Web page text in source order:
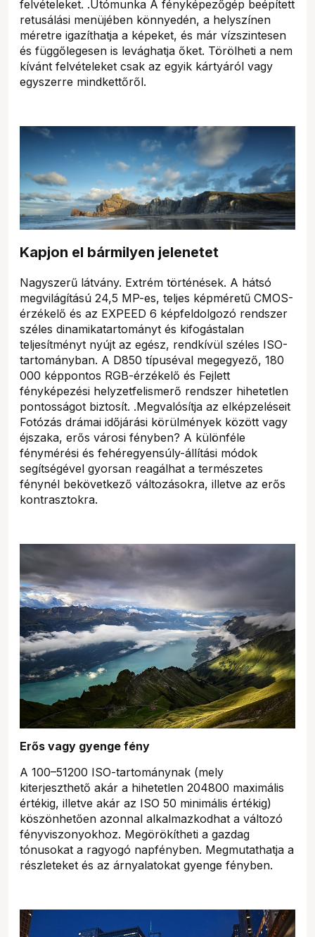
felvételeket. .Utómunka A fényképezőgép beépített
retusálási menüjében könnyedén, a helyszínen
méretre igazíthatja a képeket, és már vízszintesen
és függőlegesen is levághatja őket. Törölheti a nem
kívánt felvételeket csak az egyik kártyáról vagy
egyszerre mindkettőről.
Kapjon el bármilyen jelenetet
Nagyszerű látvány. Extrém történések. A hátsó
megvilágítású 24,5 MP-es, teljes képméretű CMOS-
érzékelő és az EXPEED 6 képfeldolgozó rendszer
széles dinamikatartományt és kifogástalan
teljesítményt nyújt az egész, rendkívül széles ISO-
tartományban. A D850 típuséval megegyező, 180
000 képpontos RGB-érzékelő és Fejlett
fényképezési helyzetfelismerő rendszer hihetetlen
pontosságot biztosít. .Megvalósítja az elképzeléseit
Fotózás drámai időjárási körülmények között vagy
éjszaka, erős városi fényben? A különféle
fénymérési és fehéregyensúly-állítási módok
segítségével gyorsan reagálhat a természetes
fénynél bekövetkező változásokra, illetve az erős
kontrasztokra.
Erős vagy gyenge fény
A 100–51200 ISO-tartománynak (mely
kiterjeszthető akár a hihetetlen 204800 maximális
értékig, illetve akár az ISO 50 minimális értékig)
köszönhetően azonnal alkalmazkodhat a változó
fényviszonyokhoz. Megörökítheti a gazdag
tónusokat a ragyogó napfényben. Megmutathatja a
részleteket és az árnyalatokat gyenge fényben.